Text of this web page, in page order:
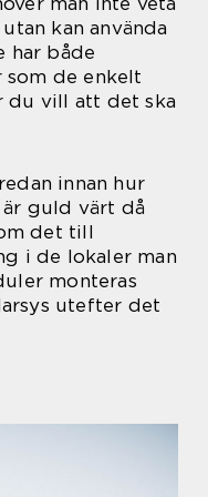
kan använda
har både
de enkelt
du vill att det ska
innan hur
är guld värt då
det till
i de lokaler man
monteras
utefter det